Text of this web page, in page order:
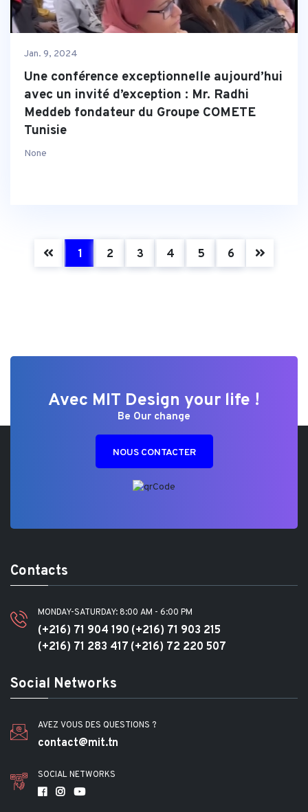
Jan. 9, 2024
Une conférence exceptionnelle aujourd’hui
avec un invité d’exception : Mr. Radhi
Meddeb fondateur du Groupe COMETE
Tunisie
None
1(current)
2 3 4 5 6
Avec MIT Design your life !
Be Our change
NOUS CONTACTER
Contacts
MONDAY-SATURDAY: 8:00 AM - 6:00 PM
(+216) 71 904 190 (+216) 71 903 215
(+216) 71 283 417 (+216) 72 220 507
Social Networks
AVEZ VOUS DES QUESTIONS ?
contact@mit.tn
SOCIAL NETWORKS